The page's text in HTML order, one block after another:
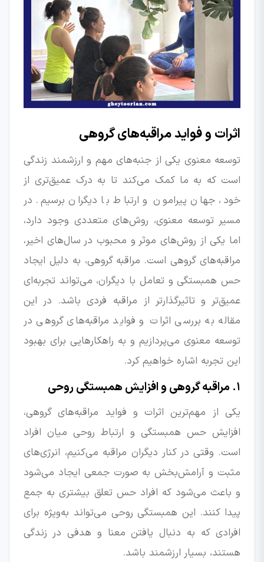
اثرات و فواید مراقبه‌های گروهی
توسعه معنوی یکی از جنبه‌های مهم و ارزشمند زندگی
است که به ما کمک می‌کند تا به درک عمیق‌تری از
خود، جهان پیرامون و ارتباط با دیگران برسیم. در
مسیر توسعه معنوی، روش‌های متعددی وجود دارد،
اما یکی از روش‌های موثر و محبوب در سال‌های اخیر،
مراقبه‌های گروهی است. مراقبه گروهی، به دلیل ایجاد
حس همبستگی و تعامل با دیگران، می‌تواند تجربه‌ای
عمیق‌تر و تاثیرگذارتر از مراقبه فردی باشد. در این
مقاله به بررسی اثرات و فواید مراقبه‌های گروهی در
توسعه معنوی می‌پردازیم و به راهکارهایی برای بهبود
این تجربه اشاره خواهیم کرد.
۱. مراقبه گروهی و افزایش همبستگی روحی
یکی از مهم‌ترین اثرات و فواید مراقبه‌های گروهی،
افزایش حس همبستگی و ارتباط روحی میان افراد
است. وقتی در کنار دیگران مراقبه می‌کنیم، انرژی‌های
مثبت و آرامش‌بخش به صورت جمعی ایجاد می‌شود
و باعث می‌شود که افراد حس تعلق بیشتری به جمع
پیدا کنند. این همبستگی روحی می‌تواند به‌ویژه برای
افرادی که به دنبال یافتن معنا و هدفی در زندگی
هستند، بسیار ارزشمند باشد.